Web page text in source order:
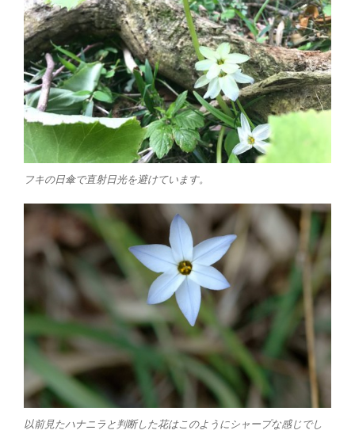
フキの日傘で直射日光を避けています。
以前見たハナニラと判断した花はこのようにシャープな感じでし